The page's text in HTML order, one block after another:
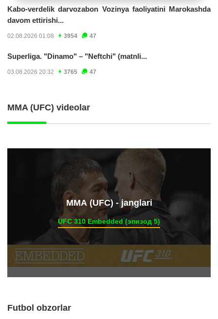
Kabo-verdelik darvozabon Vozinya faoliyatini Marokashda
davom ettirishi...
02.08.2026 01:08 3954 47
Superliga. "Dinamo" – "Neftchi" (matnli...
03.08.2026 20:32 3765 47
MMA (UFC) videolar
ММА (UFC) - janglari
UFC 310 Embedded (эпизод 5)
Futbol obzorlar